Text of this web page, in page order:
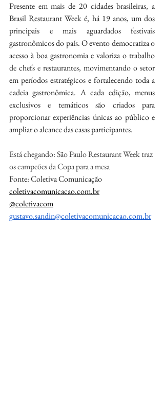
Presente em mais de 20 cidades brasileiras, a
Brasil Restaurant Week é, há 19 anos, um dos
principais e mais aguardados festivais
gastronômicos do país. O evento democratiza o
acesso à boa gastronomia e valoriza o trabalho
de chefs e restaurantes, movimentando o setor
em períodos estratégicos e fortalecendo toda a
cadeia gastronômica. A cada edição, menus
exclusivos e temáticos são criados para
proporcionar experiências únicas ao público e
ampliar o alcance das casas participantes.
Está chegando: São Paulo Restaurant Week traz
os campeões da Copa para a mesa
Fonte: Coletiva Comunicação
coletivacomunicacao.com.br
@coletivacom
gustavo.sandin@coletivacomunicacao.com.br